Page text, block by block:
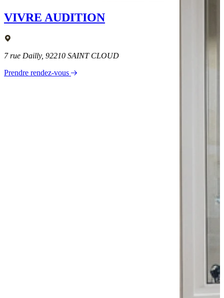
VIVRE AUDITION
7 rue Dailly, 92210 SAINT CLOUD
Prendre rendez-vous